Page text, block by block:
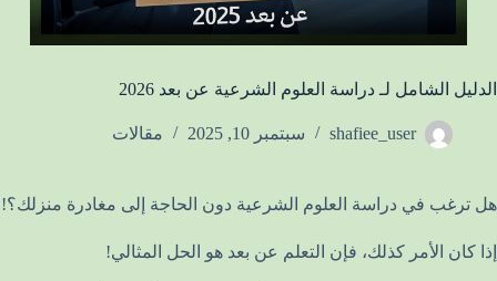
الدليل الشامل لـ دراسة العلوم الشرعية عن بعد 2026
shafiee_user سبتمبر 10, 2025 مقالات
هل ترغب في دراسة العلوم الشرعية دون الحاجة إلى مغادرة منزلك؟!
إذا كان الأمر كذلك، فإن التعلم عن بعد هو الحل المثالي!